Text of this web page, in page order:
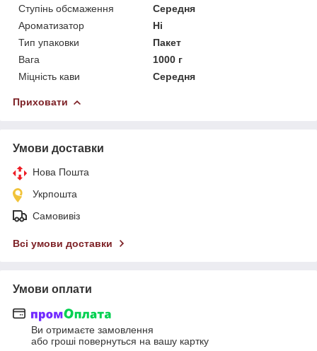
Ступінь обсмаження
Середня
Ароматизатор
Ні
Тип упаковки
Пакет
Вага
1000 г
Міцність кави
Середня
Приховати
Умови доставки
Нова Пошта
Укрпошта
Самовивіз
Всі умови доставки
Умови оплати
Ви отримаєте замовлення
або гроші повернуться на вашу картку